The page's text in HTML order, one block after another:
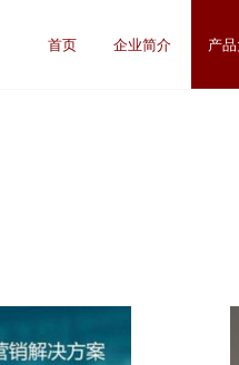
首页 企业简介 产